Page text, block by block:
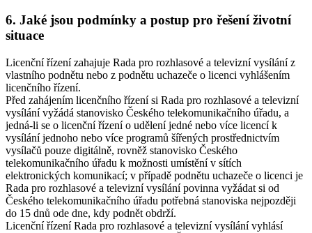
6. Jaké jsou podmínky a postup pro řešení životní
situace
Licenční řízení zahajuje Rada pro rozhlasové a televizní vysílání z
vlastního podnětu nebo z podnětu uchazeče o licenci vyhlášením
licenčního řízení.
Před zahájením licenčního řízení si Rada pro rozhlasové a televizní
vysílání vyžádá stanovisko Českého telekomunikačního úřadu, a
jedná-li se o licenční řízení o udělení jedné nebo více licencí k
vysílání jednoho nebo více programů šířených prostřednictvím
vysílačů pouze digitálně, rovněž stanovisko Českého
telekomunikačního úřadu k možnosti umístění v sítích
elektronických komunikací; v případě podnětu uchazeče o licenci je
Rada pro rozhlasové a televizní vysílání povinna vyžádat si od
Českého telekomunikačního úřadu potřebná stanoviska nejpozději
do 15 dnů ode dne, kdy podnět obdrží.
Licenční řízení Rada pro rozhlasové a televizní vysílání vyhlásí